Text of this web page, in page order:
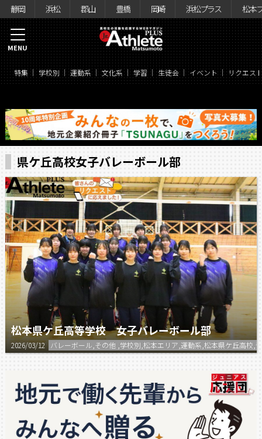
静岡 浜松 郡山 豊橋 岡崎 浜松プラス 松本
特集 学校別 運動系 文化系 学習 生徒会 イベント リクエス
MENU
県ケ丘高校女子バレーボール部
松本県ケ丘高等学校 女子バレーボール部
2026/03/12 バレーボール,その他 ,学校別,松本エリア,運動系,松本県ケ丘高校,